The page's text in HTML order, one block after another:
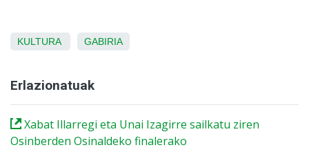
KULTURA GABIRIA
Erlazionatuak
Xabat Illarregi eta Unai Izagirre sailkatu ziren
Osinberden Osinaldeko finalerako